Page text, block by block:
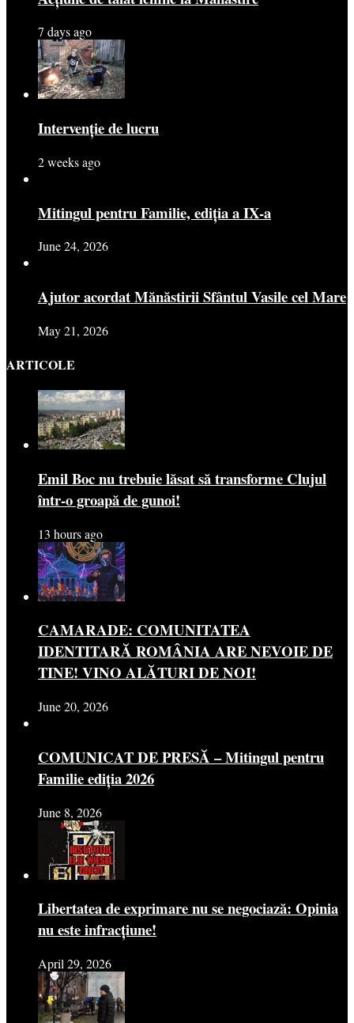
7 days ago
Intervenție de lucru
2 weeks ago
Mitingul pentru Familie, ediția a IX-a
June 24, 2026
Ajutor acordat Mănăstirii Sfântul Vasile cel Mare
May 21, 2026
ARTICOLE
Emil Boc nu trebuie lăsat să transforme Clujul
într-o groapă de gunoi!
13 hours ago
CAMARADE: COMUNITATEA
IDENTITARĂ ROMÂNIA ARE NEVOIE DE
TINE! VINO ALĂTURI DE NOI!
June 20, 2026
COMUNICAT DE PRESĂ – Mitingul pentru
Familie ediția 2026
June 8, 2026
Libertatea de exprimare nu se negociază: Opinia
nu este infracțiune!
April 29, 2026